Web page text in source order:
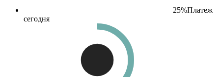
25%Платеж
сегодня